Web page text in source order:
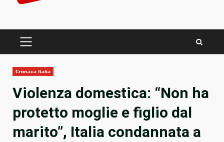
PRIMARY
Cronaca Italia
Violenza domestica: “Non ha
protetto moglie e figlio dal
marito”, Italia condannata a